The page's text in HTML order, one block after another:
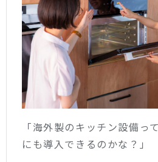
「海外製のキッチン設備っ
にも導入できるのかな？」